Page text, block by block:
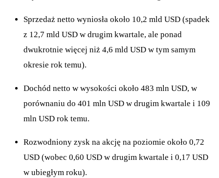
Sprzedaż netto wyniosła około 10,2 mld USD (spadek
z 12,7 mld USD w drugim kwartale, ale ponad
dwukrotnie więcej niż 4,6 mld USD w tym samym
okresie rok temu).
Dochód netto w wysokości około 483 mln USD, w
porównaniu do 401 mln USD w drugim kwartale i 109
mln USD rok temu.
Rozwodniony zysk na akcję na poziomie około 0,72
USD (wobec 0,60 USD w drugim kwartale i 0,17 USD
w ubiegłym roku).